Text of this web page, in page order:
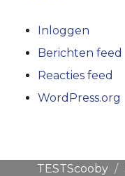
Inloggen
Berichten feed
Reacties feed
WordPress.org
TESTScooby